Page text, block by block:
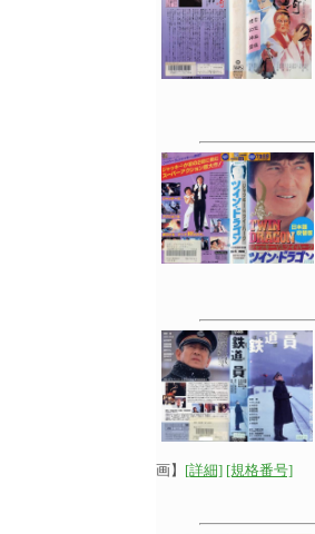
画】 [詳細] [規格番号]